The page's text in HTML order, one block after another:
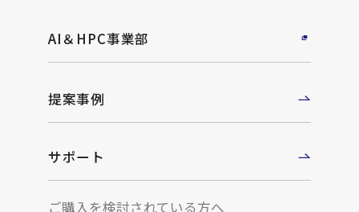
AI＆HPC事業部
提案事例
サポート
ご購入を検討されている方へ